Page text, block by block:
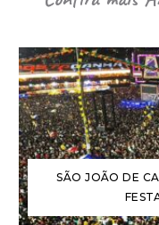
SÃO JOÃO DE